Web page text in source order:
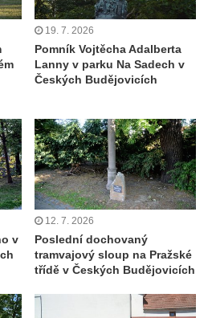
na hřbitově ve
na hřbitově ve
na hřbitově ve
Johanna Sauera
války před
ve Velkém
hřbitově v
na hřbitově v
19. 7. 2026
Pomník Vojtěcha Adalberta
Lanny v parku Na Sadech v
Českých Budějovicích
v
12. 7. 2026
Poslední dochovaný
tramvajový sloup na Pražské
třídě v Českých Budějovicích